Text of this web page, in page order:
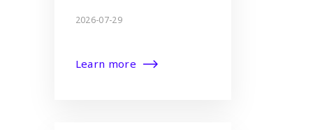
2026-07-29
Learn more